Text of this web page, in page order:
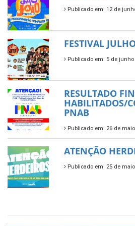
Publicado em: 12 de
FESTIVAL
Publicado em: 5 de junho
RESULTADO
HABILITADOS/
PNAB
Publicado em: 26 de
ATENÇÃO
Publicado em: 25 de